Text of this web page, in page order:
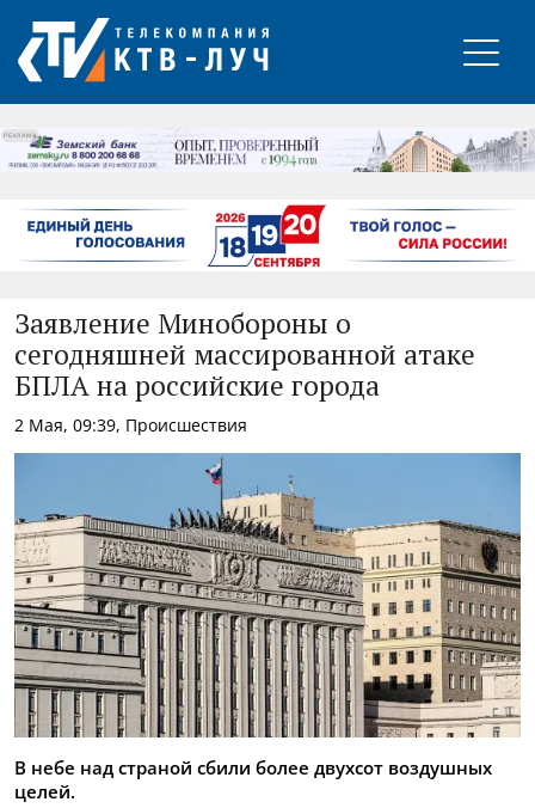
РЕКЛАМА
Заявление Минобороны о
сегодняшней массированной атаке
БПЛА на российские города
2 Мая, 09:39, Происшествия
В небе над страной сбили более двухсот воздушных
целей.